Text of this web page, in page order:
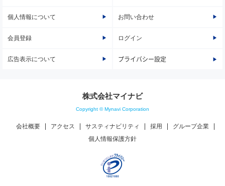
個人情報について お問い合わせ
会員登録 ログイン
広告表示について プライバシー設定
株式会社マイナビ
Copyright © Mynavi Corporation
会社概要 アクセス サスティナビリティ 採用
グループ企業
個人情報保護方針